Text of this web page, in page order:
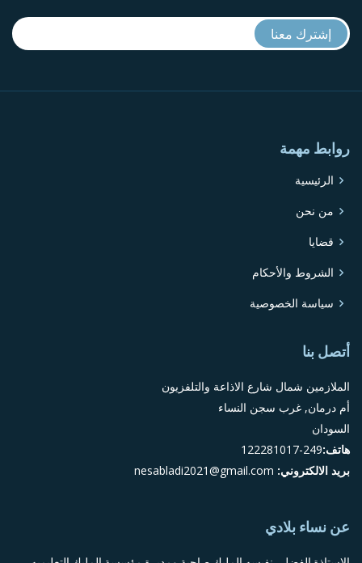
روابط مهمة
الرئيسية
من نحن
قضايا
الشروط والأحكام
سياسة الخصوصية
أتصل بنا
الملازمين شمال شارع الاذاعة والتلفزيون
أم درمان, غرب سجن النساء
السودان
هاتف:249-122281017
بريد الالكتروني:
عن نساء بلادي